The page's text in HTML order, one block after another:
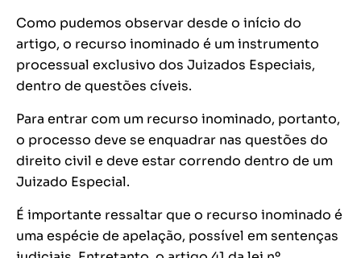
Como pudemos observar desde o início do
artigo, o recurso inominado é um instrumento
processual exclusivo dos Juizados Especiais,
dentro de questões cíveis.
Para entrar com um recurso inominado, portanto,
o processo deve se enquadrar nas questões do
direito civil e deve estar correndo dentro de um
Juizado Especial.
É importante ressaltar que o recurso inominado é
uma espécie de apelação, possível em sentenças